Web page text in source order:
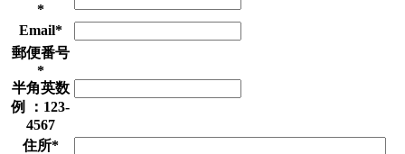
*
Email*
郵便番号
*
半角英数
例 ：123-
4567
住所*